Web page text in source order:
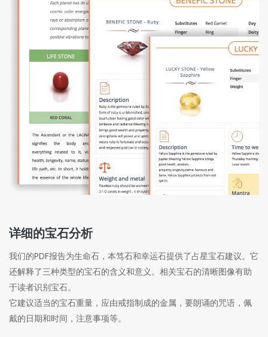
详细的宝石分析
我们的PDF报告为生命石，本笃石和幸运石提供了占星宝石建议。 它
还解释了三种类型的宝石的含义和意义。 相关宝石的清晰图像有助
于读者识别宝石。
它建议适当的宝石重量，应由戒指制成的金属，要朗诵的咒语，佩
戴的日期和时间，注意事项等。